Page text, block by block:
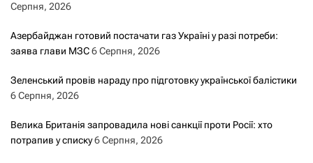
Серпня, 2026
Азербайджан готовий постачати газ Україні у разі потреби:
заява глави МЗС6 Серпня, 2026
Зеленський провів нараду про підготовку української балістики
6 Серпня, 2026
Велика Британія запровадила нові санкції проти Росії: хто
потрапив у списку6 Серпня, 2026